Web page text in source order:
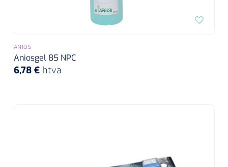
ANIOS
Aniosgel 85 NPC
6,78 € htva